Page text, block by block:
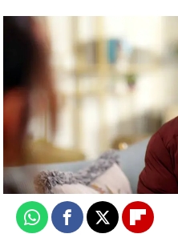
Nova
Publicado:24 de
WhatsappFacebook
X